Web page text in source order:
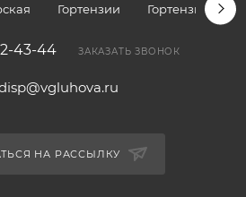
Гортензии Гортензии
43-44 ЗАКАЗАТЬ ЗВОНОК
НА РАССЫЛКУ